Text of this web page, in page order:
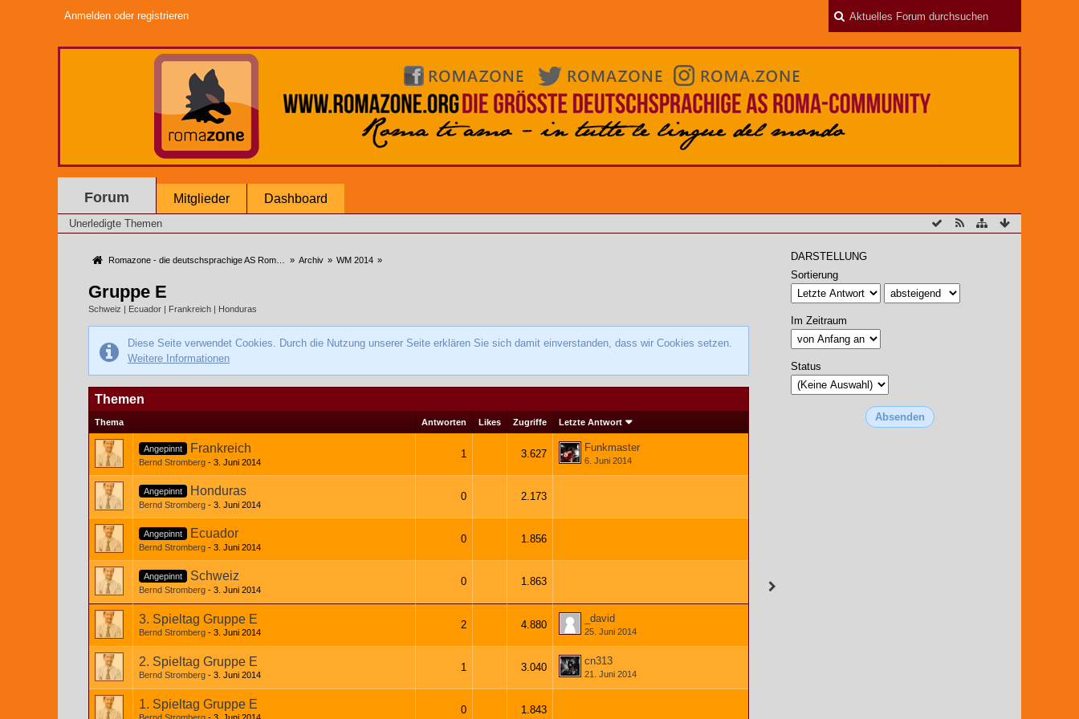
Anmelden oder registrieren
Forum Mitglieder Dashboard
Unerledigte Themen
Romazone - die deutschsprachige AS Roma Community » Archiv » WM 2014 »
Gruppe E
Schweiz | Ecuador | Frankreich | Honduras
Diese Seite verwendet Cookies. Durch die Nutzung unserer Seite erklären Sie sich damit einverstanden, dass wir Cookies setzen.
Weitere Informationen
Themen
Thema Antworten Likes Zugriffe Letzte Antwort
Angepinnt Frankreich
Bernd Stromberg 3. Juni 2014
1 3.627
Funkmaster
6. Juni 2014
Angepinnt Honduras
Bernd Stromberg 3. Juni 2014
0 2.173
Angepinnt Ecuador
Bernd Stromberg 3. Juni 2014
0 1.856
Angepinnt Schweiz
Bernd Stromberg 3. Juni 2014
0 1.863
3. Spieltag Gruppe E
Bernd Stromberg 3. Juni 2014
2 4.880
_david
25. Juni 2014
2. Spieltag Gruppe E
Bernd Stromberg 3. Juni 2014
1 3.040
cn313
21. Juni 2014
1. Spieltag Gruppe E 0 1.843
DARSTELLUNG
Sortierung
Im Zeitraum
Status